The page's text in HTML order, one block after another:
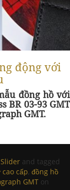
động với
đồng hồ với
BR 03-93 GMT
GMT.
and tagged
cấp, đồng hồ
GMT on